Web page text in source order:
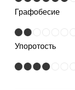
Графобесие
Упоротость